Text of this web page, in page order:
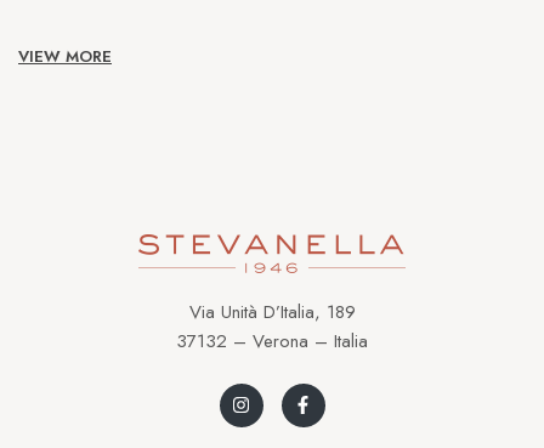
VIEW MORE
Via Unità D’Italia, 189
37132 – Verona – Italia